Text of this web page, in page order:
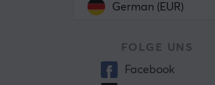
German (EUR)
FOLGE UNS
Facebook